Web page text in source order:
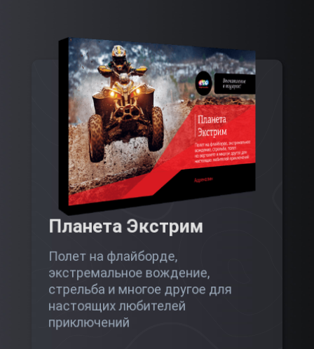
Планета Экстрим
Полет на флайборде,
экстремальное вождение,
стрельба и многое другое для
настоящих любителей
приключений